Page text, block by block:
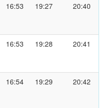
16:53 19:27 20:40
16:53 19:28 20:41
16:54 19:29 20:42